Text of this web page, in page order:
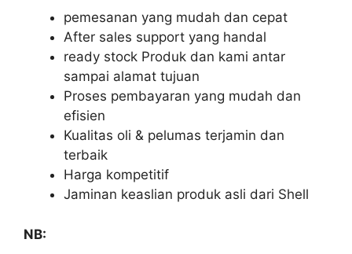
pemesanan yang mudah dan cepat
After sales support yang handal
ready stock Produk dan kami antar
sampai alamat tujuan
Proses pembayaran yang mudah dan
efisien
Kualitas oli & pelumas terjamin dan
terbaik
Harga kompetitif
Jaminan keaslian produk asli dari Shell
NB: